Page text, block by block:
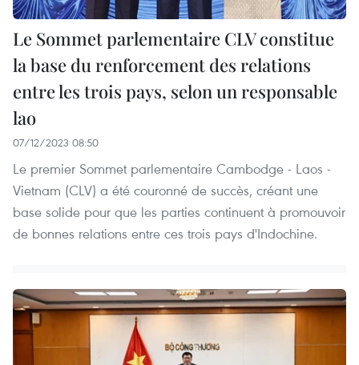
Le Sommet parlementaire CLV constitue
la base du renforcement des relations
entre les trois pays, selon un responsable
lao
07/12/2023 08:50
Le premier Sommet parlementaire Cambodge - Laos -
Vietnam (CLV) a été couronné de succès, créant une
base solide pour que les parties continuent à promouvoir
de bonnes relations entre ces trois pays d'Indochine.